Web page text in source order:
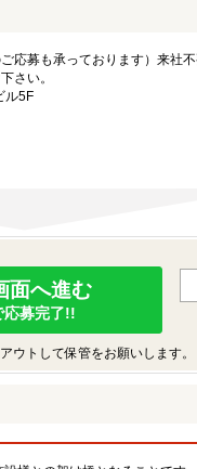
応募も承っております）来社
さい。
ル5F
面へ進む
応募完了!!
トして保管をお願いします。